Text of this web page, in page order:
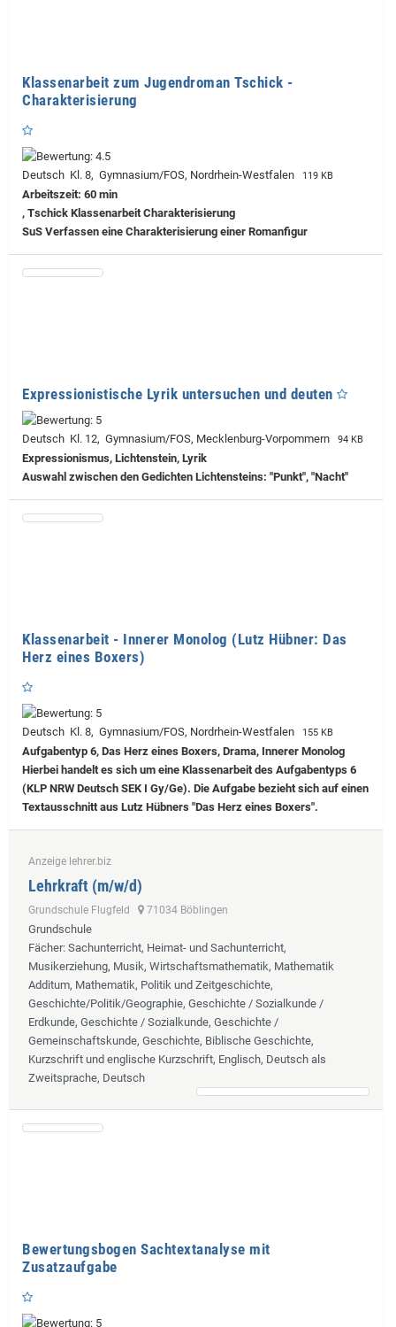
Klassenarbeit zum Jugendroman Tschick -
Charakterisierung
Deutsch Kl. 8, Gymnasium/FOS, Nordrhein-Westfalen 119 KB
Arbeitszeit: 60 min
, Tschick Klassenarbeit Charakterisierung
SuS Verfassen eine Charakterisierung einer Romanfigur
Expressionistische Lyrik untersuchen und deuten
Deutsch Kl. 12, Gymnasium/FOS, Mecklenburg-Vorpommern 94 KB
Expressionismus, Lichtenstein, Lyrik
Auswahl zwischen den Gedichten Lichtensteins: "Punkt", "Nacht"
Klassenarbeit - Innerer Monolog (Lutz Hübner: Das
Herz eines Boxers)
Deutsch Kl. 8, Gymnasium/FOS, Nordrhein-Westfalen 155 KB
Aufgabentyp 6, Das Herz eines Boxers, Drama, Innerer Monolog
Hierbei handelt es sich um eine Klassenarbeit des Aufgabentyps 6
(KLP NRW Deutsch SEK I Gy/Ge). Die Aufgabe bezieht sich auf einen
Textausschnitt aus Lutz Hübners "Das Herz eines Boxers".
Anzeige lehrer.biz
Lehrkraft (m/w/d)
Grundschule Flugfeld 71034 Böblingen
Grundschule
Fächer: Sachunterricht, Heimat- und Sachunterricht,
Musikerziehung, Musik, Wirtschaftsmathematik, Mathematik
Additum, Mathematik, Politik und Zeitgeschichte,
Geschichte/Politik/Geographie, Geschichte / Sozialkunde /
Erdkunde, Geschichte / Sozialkunde, Geschichte /
Gemeinschaftskunde, Geschichte, Biblische Geschichte,
Kurzschrift und englische Kurzschrift, Englisch, Deutsch als
Zweitsprache, Deutsch
Bewertungsbogen Sachtextanalyse mit
Zusatzaufgabe